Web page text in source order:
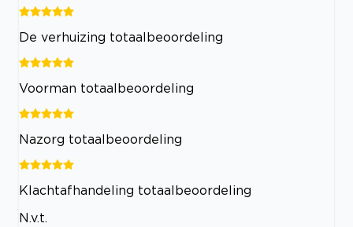
De verhuizing totaalbeoordeling
Voorman totaalbeoordeling
Nazorg totaalbeoordeling
Klachtafhandeling totaalbeoordeling
N.v.t.